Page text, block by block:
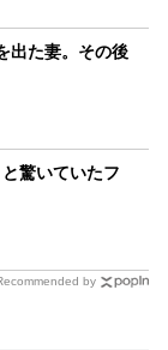
出た妻。その後
驚いていたフ
by